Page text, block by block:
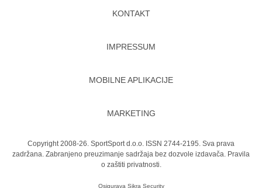
KONTAKT
IMPRESSUM
MOBILNE APLIKACIJE
MARKETING
Copyright 2008-26. SportSport d.o.o. ISSN 2744-2195. Sva prava
zadržana. Zabranjeno preuzimanje sadržaja bez dozvole izdavača. Pravila
o zaštiti privatnosti.
Osigurava Sikra Security